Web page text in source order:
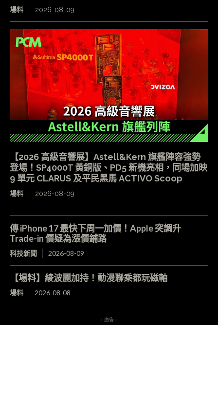
場料 2026-08-09
【2026 高級音響展】Astell&Kern 旗艦陣容強勢
登場！SP4000T 黃銅版、PD5 新機亮相，同場加映
9 單元 CLARUS 及平民黑馬 ACTIVO Scoop
場料 2026-08-09
傳 iPhone 17 最快下周一加價！Apple 突調升
Trade-in 價疑為漲價鋪路
科技新聞 2026-08-09
【場料】綾波麗加持！動漫聯乘都玩磁軸
場料 2026-08-08
- 廣告 -